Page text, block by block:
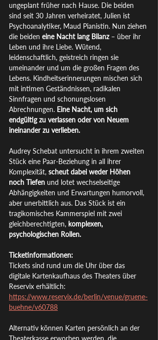
ungeplant früher nach Hause. Die beiden
sind seit 30 Jahren verheiratet, Julien ist
Psychoanalytiker, Maud Pianistin. Nun ziehen
die beiden eine Nacht lang Bilanz – über ihr
Leben und ihre Liebe. Wütend,
leidenschaftlich, geistreich ringen sie
umeinander und um die großen Fragen des
Lebens. Kindheitserinnerungen mischen sich
mit intimen Geständnissen, radikalen
Sinnfragen und schonungslosen
Abrechnungen. Eine Nacht, um sich
endgültig zu verlassen oder von Neuem
ineinander zu verlieben.
Audrey Schebat untersucht in ihrem zweiten
Stück eine Paar-Beziehung in all ihrer
Komplexität, scheut dabei weder Höhen
noch Tiefen und lotet wechselseitige
Abhängigkeiten und Erwartungen humorvoll,
aber unerbittlich aus. Das Stück ist ein
tragikomisches Kammerspiel mit zwei
gleichberechtigten, komplexen,
psychologischen Rollen.
Ticketinformationen:
Tickets sind rund um die Uhr über das
digitale Kartenkaufhaus des Theaters über
Reservix erhältlich:
https://www.reservix.de/berlin/venue/gruene-
buehne/v60788
Alternativ können Karten persönlich an der